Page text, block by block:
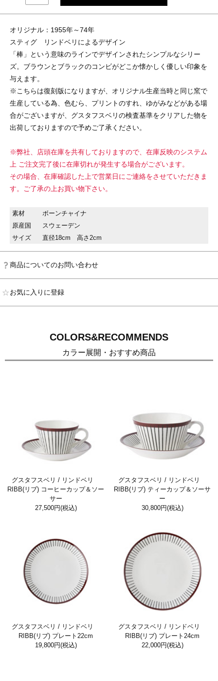
オリジナル：1955年～74年
スティグ リンドベリによるデザイン
「棒」という意味のラインでデザインされたシンプルなシリー
ズ。ブラウンとブラックのコンビがどこか懐かしく優しい印象を
与えます。
※こちらは復刻版になりますが、オリジナル生産当時と同じ窯で
生産している為、色むら、プリントのすれ、ゆがみなどがある場
合がございますが、グスタフスベリの検査基準をクリアした物を
出荷しておりますので予めご了承ください。
※弊社、店頭在庫を共有しておりますので、在庫反映のシステム
上 ご注文完了後に在庫切れが発生する場合がございます。
その場合、在庫確認した上で営業日にご連絡をさせていただきま
す。ご了承の上お買い物下さい。
素材
ボーンチャイナ
原産国
スウェーデン
サイズ
直径18cm 高さ2cm
商品についてのお問い合わせ
お気に入りに登録
COLORS&RECOMMENDS
カラー展開・おすすめ商品
グスタフスベリ / リンドベリ
RIBB(リブ) コーヒーカップ＆ソー
サー
27,500円(税込)
グスタフスベリ / リンドベリ
RIBB(リブ) ティーカップ＆ソーサ
ー
30,800円(税込)
グスタフスベリ / リンドベリ
RIBB(リブ) プレート22cm
19,800円(税込)
グスタフスベリ / リンドベリ
RIBB(リブ) プレート24cm
22,000円(税込)